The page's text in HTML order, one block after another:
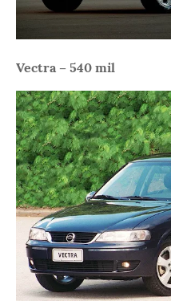
Vectra – 540 mil